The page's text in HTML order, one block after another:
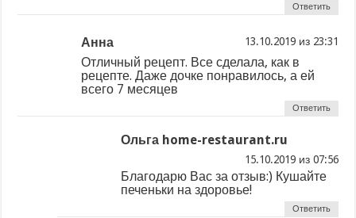
Ответить
Анна из
Отличный рецепт. Все сделала, как в
рецепте. Даже дочке понравилось, а ей
всего 7 месяцев
Ответить
Ольга home-restaurant.ru
из
Благодарю Вас за отзыв:) Кушайте
печеньки на здоровье!
Ответить